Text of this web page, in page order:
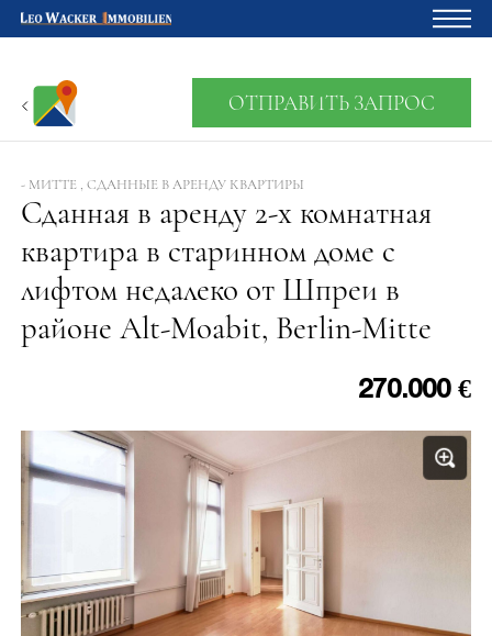
Главная
Владельцам
О нас
Девелопмент
Кредитный калькулятор
Контакты
ОТПРАВИТЬ ЗАПРОС
- МИТТЕ , СДАННЫЕ В АРЕНДУ КВАРТИРЫ
Сданная в аренду 2-х комнатная
квартира в старинном доме с
лифтом недалеко от Шпреи в
районе Alt-Moabit, Berlin-Mitte
270.000 €